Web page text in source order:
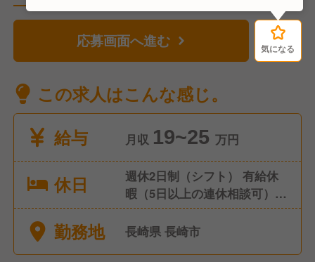
応募画面へ進む 気になる
この求人はこんな感じ。
給与
月収 19~25 万円
休日
週休2日制（シフト） 有給休
暇（5日以上の連休相談可）
慶弔休暇 産前産後・育児休暇
※年間休日107日（有休は別途
勤務地 長崎県 長崎市
気になる